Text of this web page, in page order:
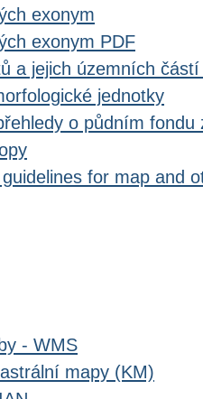
exonym
exonym PDF
a jejich územních
jednotky
o půdním fondu
for map and
- WMS
mapy (KM)